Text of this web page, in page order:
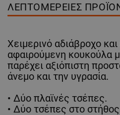
ΛΕΠΤΟΜΈΡΕΙΕΣ
Χειμερινό αδιάβροχο
αφαιρούμενη κουκούλα
παρέχει αξιόπιστη
άνεμο και την υγρασία.
• Δύο πλαϊνές τσέπες.
• Δύο τσέπες στο